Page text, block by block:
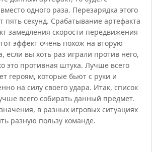
одного раза. Перезарядка этого
пять секунд. Срабатывание артефакта
замедления скорости передвижения
эффект очень похож на вторую
если вы хоть раз играли против него,
это противная штука. Лучше всего
героям, которые бьют с руки и
на силу своего удара. Итак, список
всего собирать данный предмет.
в разных игровых ситуациях
разную пользу команде.